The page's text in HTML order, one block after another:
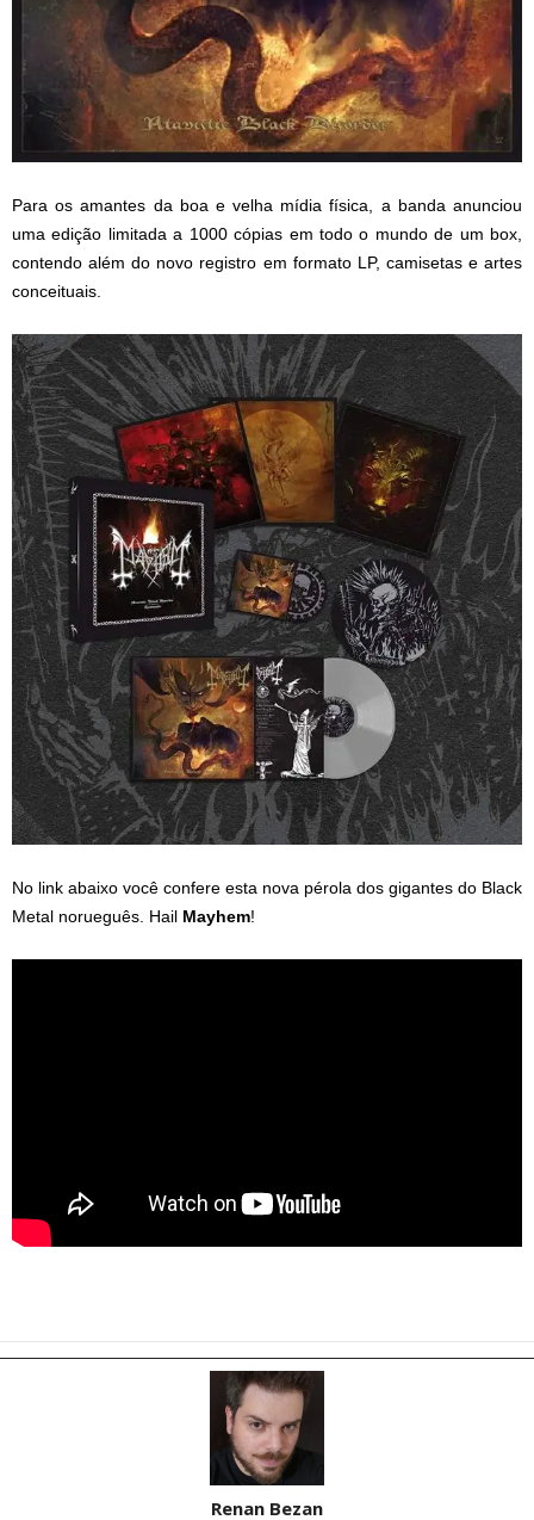
Para os amantes da boa e velha mídia física, a banda anunciou
uma edição limitada a 1000 cópias em todo o mundo de um box,
contendo além do novo registro em formato LP, camisetas e artes
conceituais.
No link abaixo você confere esta nova pérola dos gigantes do Black
Metal norueguês. Hail Mayhem!
Renan Bezan